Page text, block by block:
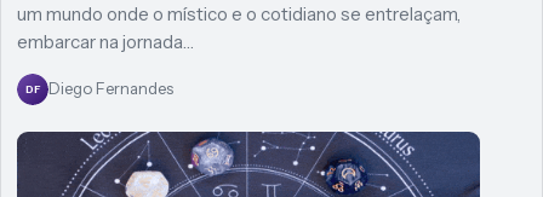
um mundo onde o místico e o cotidiano se entrelaçam,
embarcar na jornada…
DF Diego Fernandes